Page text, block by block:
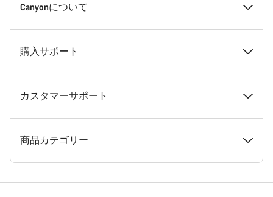
受賞歴
採用情報
ニュースルーム
利用規約
特定商法取引法に基づく表示
Canyonについて
ニュース＆ストーリー
ヒントとアドバイス
Canyon本社旗艦店のご案内
メンバー特典
購入サポート
おすすめモデル診断
在庫ありのバイク
フレームサイズ診断
カスタマーサポート
サポートセンター
メンテナンス・納車・試乗 拠点
商品カテゴリー
ロード